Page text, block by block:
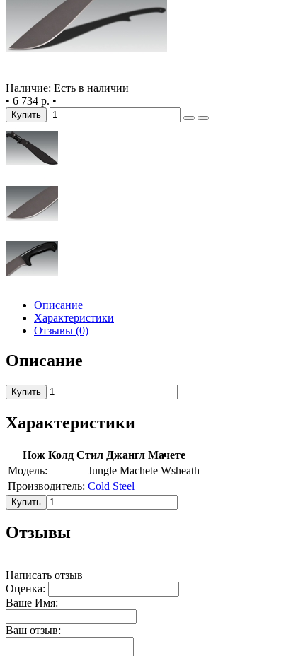
Наличие: Есть в наличии
• 6 734 р. •
Купить
Описание
Характеристики
Отзывы (0)
Описание
Купить
Характеристики
Нож Колд Стил Джангл Мачете
Модель:
Jungle Machete Wsheath
Производитель: Cold Steel
Купить
Отзывы
Написать отзыв
Оценка:
Ваше Имя:
Ваш отзыв: